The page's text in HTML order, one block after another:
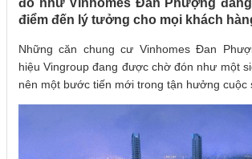
đô như Vinhomes Đan Phượng
điểm đến lý tưởng cho mọi khách
Những căn chung cư Vinhomes Đan
hiệu Vingroup đang được chờ đón như một
nên một bước tiến mới trong tận hưởng cuộc